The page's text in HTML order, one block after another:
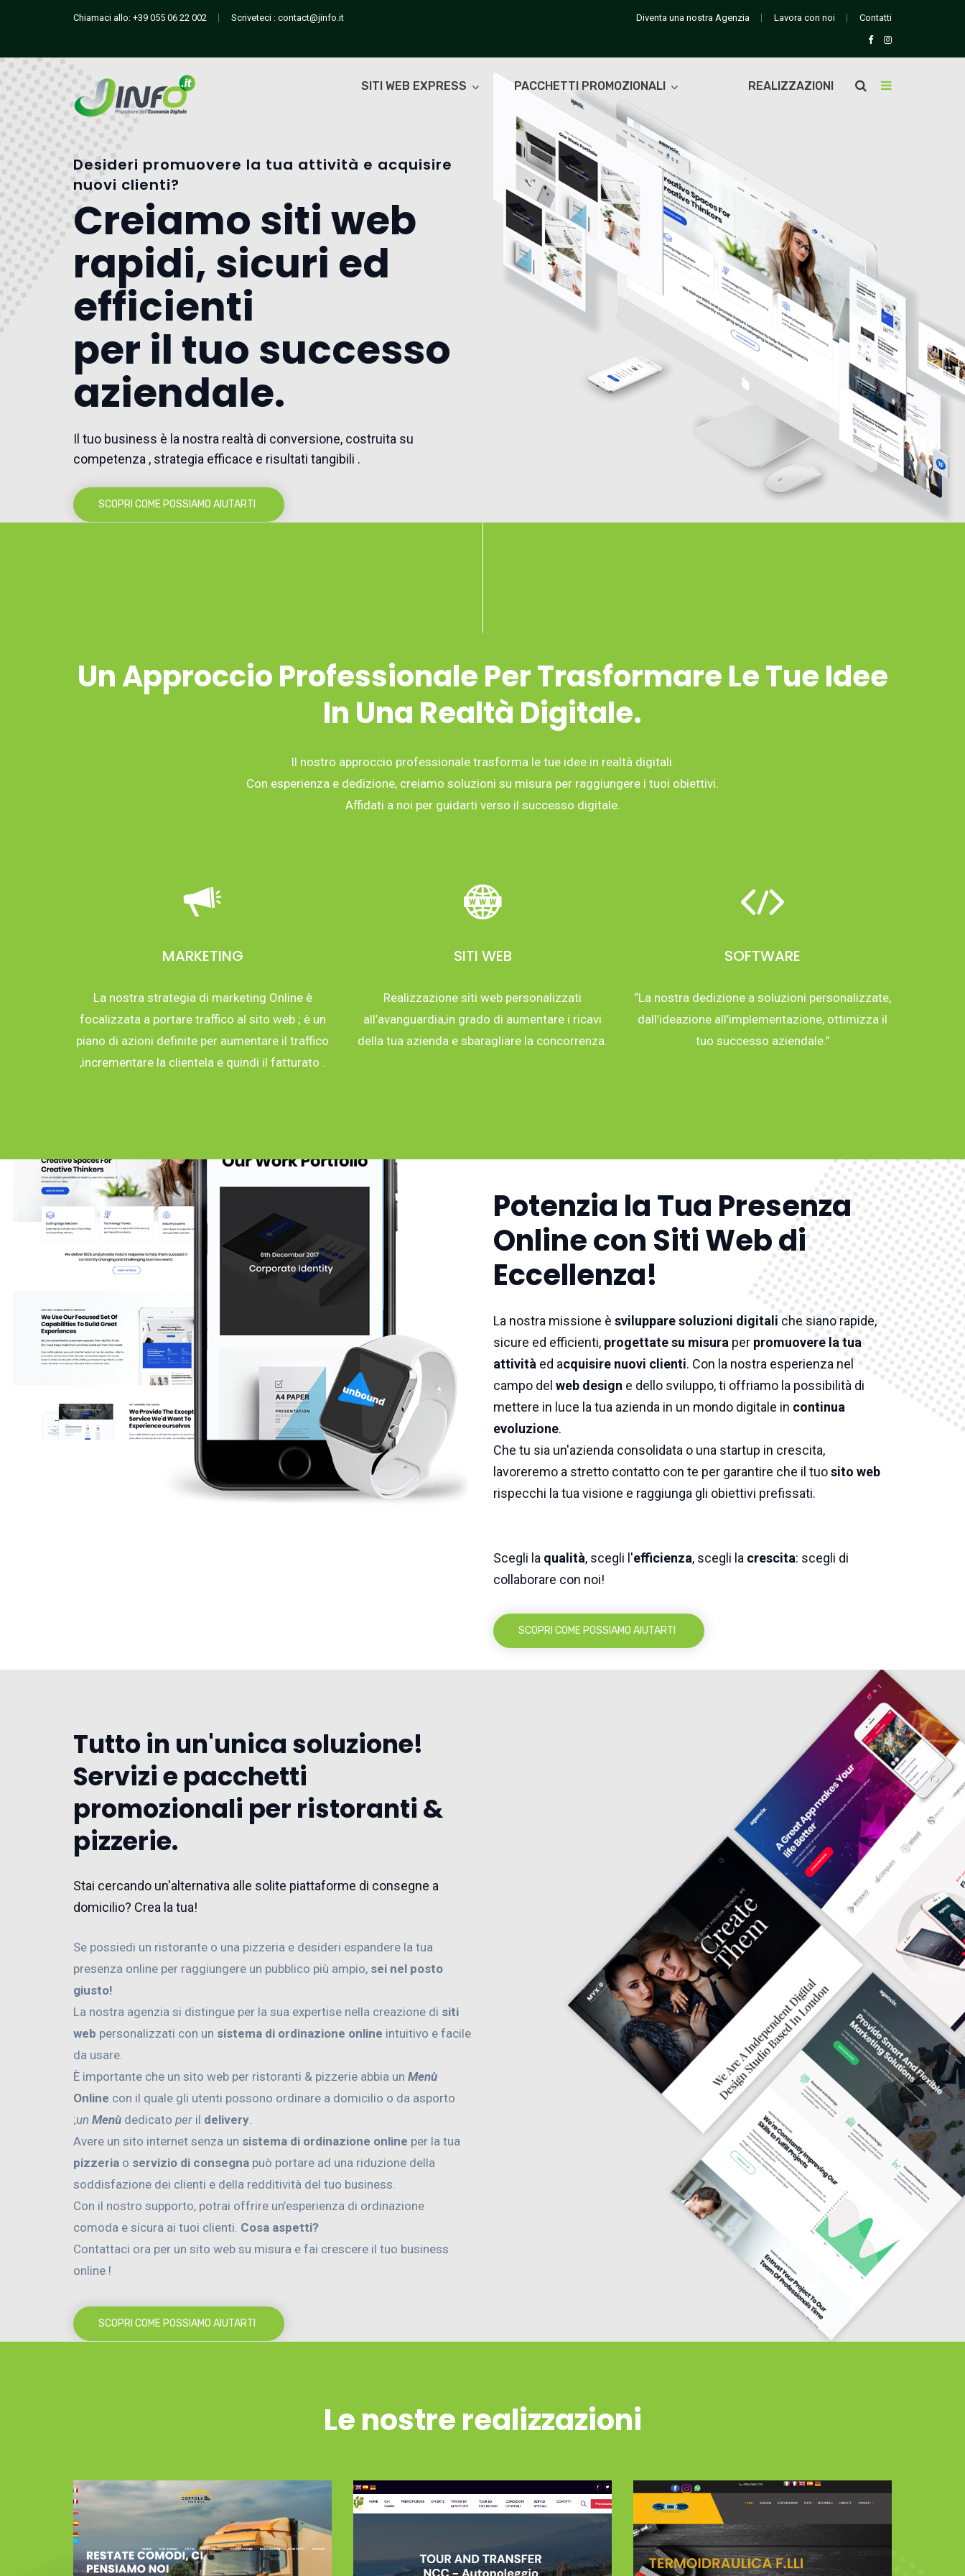
Chiamaci allo: +39 055 06 22 002 Scriveteci : contact@jinfo.it Diventa una nostra Agenzia Lavora con noi Contatti
SITI WEB EXPRESS PACCHETTI PROMOZIONALI REALIZZAZIONI
Desideri promuovere la tua attività e acquisire
nuovi clienti?
Creiamo siti web
rapidi, sicuri ed
efficienti
per il tuo successo
aziendale.
Il tuo business è la nostra realtà di conversione, costruita su
competenza , strategia efficace e risultati tangibili .
SCOPRI COME POSSIAMO AIUTARTI
Un Approccio Professionale Per Trasformare Le Tue Idee
In Una Realtà Digitale.
Il nostro approccio professionale trasforma le tue idee in realtà digitali.
Con esperienza e dedizione, creiamo soluzioni su misura per raggiungere i tuoi obiettivi.
Affidati a noi per guidarti verso il successo digitale.
MARKETING
La nostra strategia di marketing Online è
focalizzata a portare traffico al sito web ; è un
piano di azioni definite per aumentare il traffico
,incrementare la clientela e quindi il fatturato .
SITI WEB
Realizzazione siti web personalizzati
all’avanguardia,in grado di aumentare i ricavi
della tua azienda e sbaragliare la concorrenza.
SOFTWARE
“La nostra dedizione a soluzioni personalizzate,
dall’ideazione all’implementazione, ottimizza il
tuo successo aziendale.”
Potenzia la Tua Presenza
Online con Siti Web di
Eccellenza!
La nostra missione è sviluppare soluzioni digitali che siano rapide,
sicure ed efficienti, progettate su misura per promuovere la tua
attività ed acquisire nuovi clienti. Con la nostra esperienza nel
campo del web design e dello sviluppo, ti offriamo la possibilità di
mettere in luce la tua azienda in un mondo digitale in continua
evoluzione.
Che tu sia un'azienda consolidata o una startup in crescita,
lavoreremo a stretto contatto con te per garantire che il tuosito web
rispecchi la tua visione e raggiunga gli obiettivi prefissati.
Scegli la qualità, scegli l'efficienza, scegli la crescita: scegli di
collaborare con noi!
SCOPRI COME POSSIAMO AIUTARTI
Tutto in un'unica soluzione!
Servizi e pacchetti
promozionali per ristoranti &
pizzerie.
Stai cercando un'alternativa alle solite piattaforme di consegne a
domicilio? Crea la tua!
Se possiedi un ristorante o una pizzeria e desideri espandere la tua
presenza online per raggiungere un pubblico più ampio, sei nel posto
giusto!
La nostra agenzia si distingue per la sua expertise nella creazione di siti
web personalizzati con un sistema di ordinazione online intuitivo e facile
da usare.
È importante che un sito web per ristoranti & pizzerie abbia un Menù
Online con il quale gli utenti possono ordinare a domicilio o da asporto
;un Menù dedicato per il delivery.
Avere un sito internet senza un sistema di ordinazione online per la tua
pizzeria o servizio di consegna può portare ad una riduzione della
soddisfazione dei clienti e della redditività del tuo business.
Con il nostro supporto, potrai offrire un’esperienza di ordinazione
comoda e sicura ai tuoi clienti. Cosa aspetti?
Contattaci ora per un sito web su misura e fai crescere il tuo business
online !
SCOPRI COME POSSIAMO AIUTARTI
Le nostre realizzazioni